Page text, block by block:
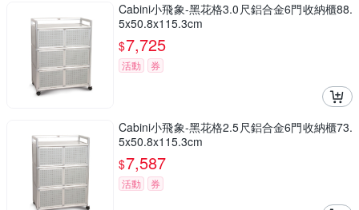
Cabini小飛象-黑花格3.0尺鋁合金6門收納櫃88.
5x50.8x115.3cm
$7,725
活動 券
Cabini小飛象-黑花格2.5尺鋁合金6門收納櫃73.
5x50.8x115.3cm
$7,587
活動 券